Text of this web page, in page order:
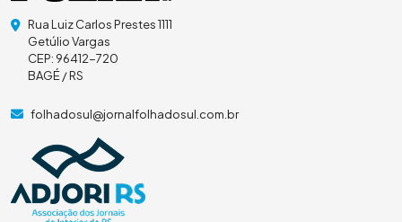
Rua Luiz Carlos Prestes 1111
Getúlio Vargas
CEP: 96412-720
BAGÉ / RS
folhadosul@jornalfolhadosul.com.br